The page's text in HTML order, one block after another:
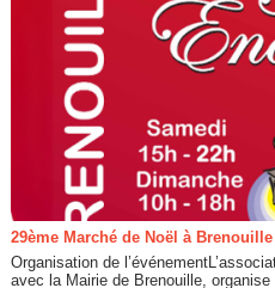
29ème Marché de Noël à Brenouille
Organisation de
avec la Mairie de Brenouille,